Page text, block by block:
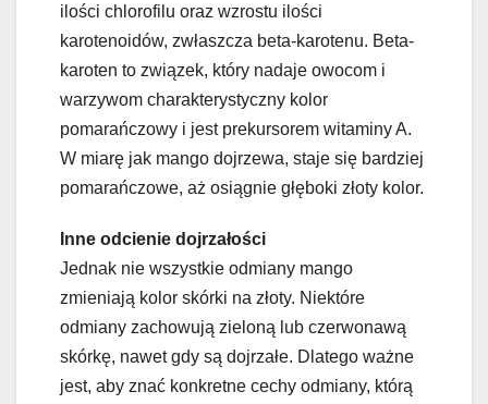
ilości chlorofilu oraz wzrostu ilości
karotenoidów, zwłaszcza beta-karotenu. Beta-
karoten to związek, który nadaje owocom i
warzywom charakterystyczny kolor
pomarańczowy i jest prekursorem witaminy A.
W miarę jak mango dojrzewa, staje się bardziej
pomarańczowe, aż osiągnie głęboki złoty kolor.
Inne odcienie dojrzałości
Jednak nie wszystkie odmiany mango
zmieniają kolor skórki na złoty. Niektóre
odmiany zachowują zieloną lub czerwonawą
skórkę, nawet gdy są dojrzałe. Dlatego ważne
jest, aby znać konkretne cechy odmiany, którą